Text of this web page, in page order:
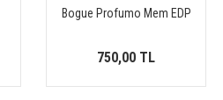
Bogue Profumo Mem EDP
750,00 TL